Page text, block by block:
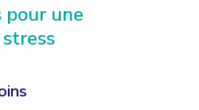
pour une